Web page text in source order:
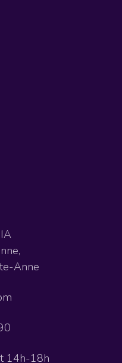
Anne
14h-18h